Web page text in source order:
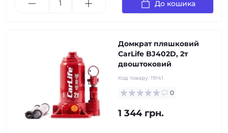
До кошика
Домкрат пляшковий
CarLife BJ402D, 2т
двоштоковий
Код товару: 19141
0
1 344 грн.